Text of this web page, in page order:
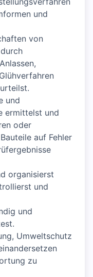
und
von
und
ermittelst und
oder
auf Fehler
organisierst
und
und
Umweltschutz
zu